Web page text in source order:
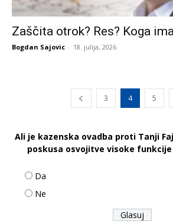
Zaščita otrok? Res? Koga
Bogdan Sajovic - 18. julija, 2026
3 4 5
Ali je kazenska ovadba proti Tanji
poskusa osvojitve visoke funkcije
Da
Ne